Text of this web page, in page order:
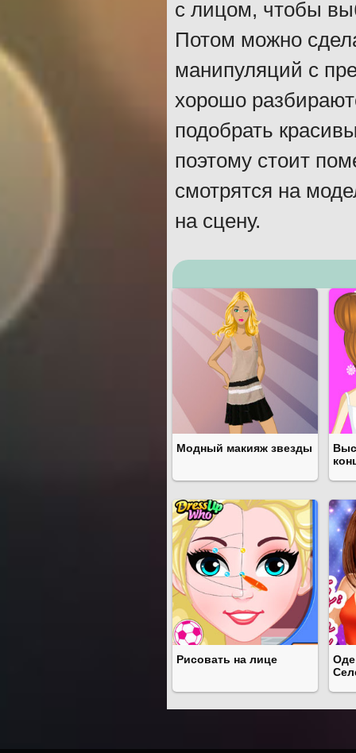
с лицом, чтобы
Потом можно
манипуляций с
хорошо
подобрать
поэтому стоит
смотрятся на
на сцену.
Модный макияж звезды
Рисовать на лице